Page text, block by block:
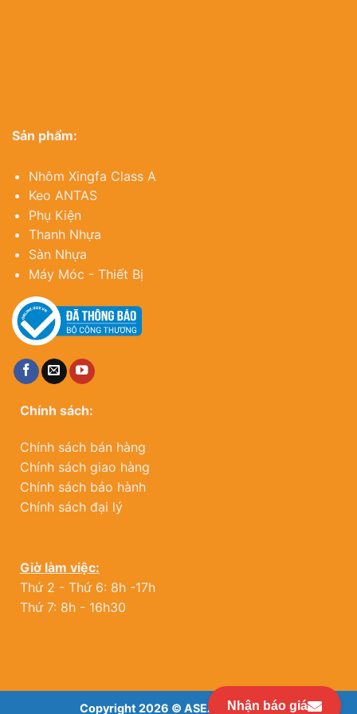
Sản phẩm:
Nhôm Xingfa Class A
Keo ANTAS
Phụ Kiện
Thanh Nhựa
Sàn Nhựa
Máy Móc - Thiết Bị
Chính sách:
Chính sách bán hàng
Chính sách giao hàng
Chính sách bảo hành
Chính sách đại lý
Giờ làm việc:
Thứ 2 - Thứ 6: 8h -17h
Thứ 7: 8h - 16h30
Copyright 2026 © ASEANWINDOW
Nhận báo giá